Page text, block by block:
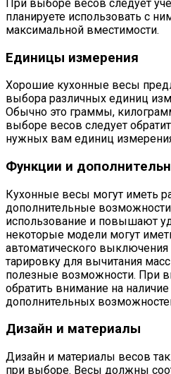
При выборе весов следует
планируете использовать с
максимальной вместимости.
Единицы измерения
Хорошие кухонные весы
выбора различных единиц
Обычно это граммы,
выборе весов следует
нужных вам единиц
Функции и
Кухонные весы могут иметь
дополнительные
использование и повышают
некоторые модели могут
автоматического
тарировку для вычитания
полезные возможности. При
обратить внимание на
дополнительных
Дизайн и материалы
Дизайн и материалы весов
при выборе. Весы должны